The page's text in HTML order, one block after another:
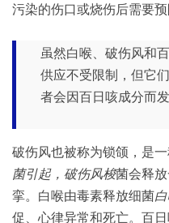
污染的伤口或烧伤后需要预
虽然白喉、破伤风和
供应不受限制，但它
者会因百日咳成分而
破伤风也被称为锁颌，是
菌引起，破伤风梭菌会释
挛。白喉由毒素释放细菌
促、心律异常和死亡。百